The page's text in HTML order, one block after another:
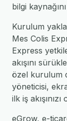
bilgi
Kurulum
Mes Colis
Express
akışını
özel kurulum
yöneticisi,
ilk iş
eGrow, e-